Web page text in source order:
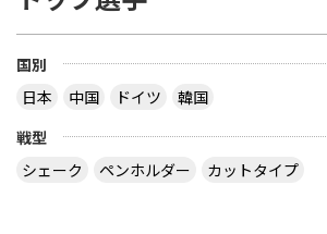
国別
日本
中国 ドイツ
韓国
戦型
シェーク
ペンホルダー カットタイプ